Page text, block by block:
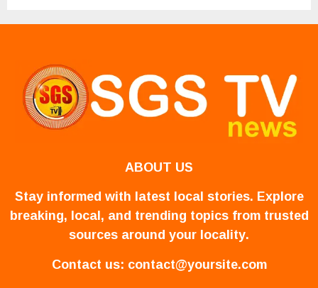
ABOUT US
Stay informed with latest local stories. Explore
breaking, local, and trending topics from trusted
sources around your locality.
Contact us: contact@yoursite.com